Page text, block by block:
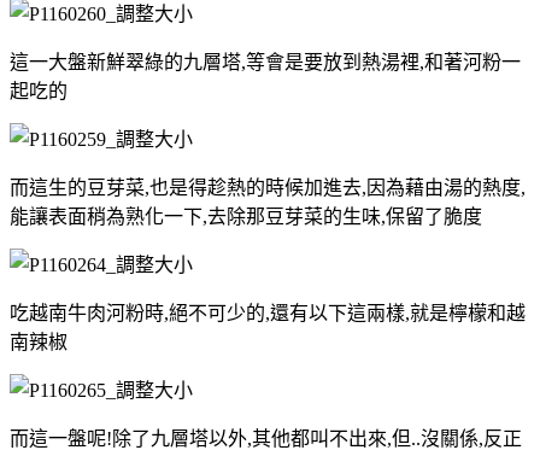
這一大盤新鮮翠綠的九層塔,等會是要放到熱湯裡,和著河粉一
起吃的
而這生的豆芽菜,也是得趁熱的時候加進去,因為藉由湯的熱度,
能讓表面稍為熟化一下,去除那豆芽菜的生味,保留了脆度
吃越南牛肉河粉時,絕不可少的,還有以下這兩樣,就是檸檬和越
南辣椒
而這一盤呢!除了九層塔以外,其他都叫不出來,但..沒關係,反正